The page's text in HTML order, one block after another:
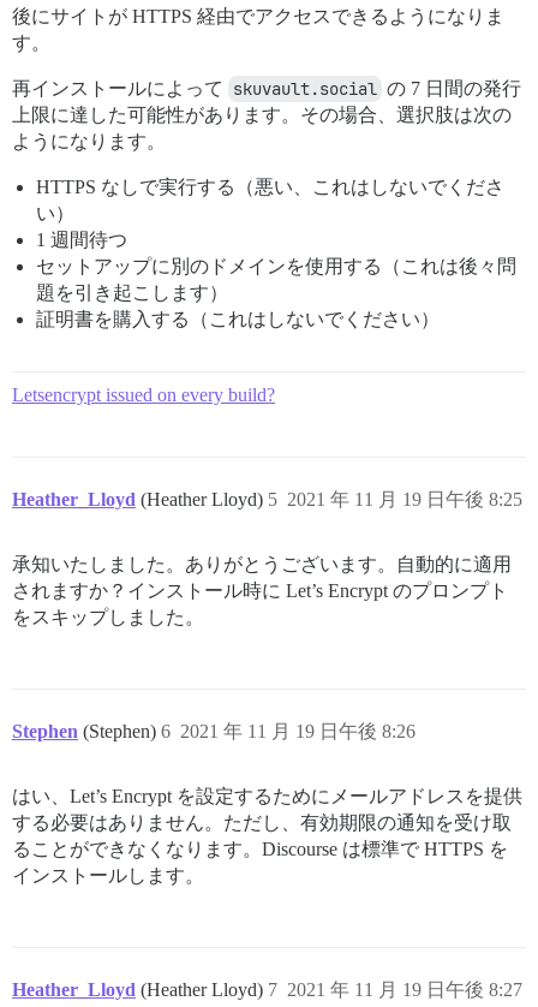
後にサイトが HTTPS 経由でアクセスできるようになりま
す。
再インストールによって skuvault.social の 7 日間の発行
上限に達した可能性があります。その場合、選択肢は次の
ようになります。
HTTPS なしで実行する（悪い、これはしないでくださ
い）
1 週間待つ
セットアップに別のドメインを使用する（これは後々問
題を引き起こします）
証明書を購入する（これはしないでください）
Letsencrypt issued on every build?
Heather_Lloyd (Heather Lloyd) 2021 年 11 月 19 日午後 8:25
5
承知いたしました。ありがとうございます。自動的に適用
されますか？インストール時に Let’s Encrypt のプロンプト
をスキップしました。
Stephen (Stephen) 2021 年 11 月 19 日午後 8:26
6
はい、Let’s Encrypt を設定するためにメールアドレスを提供
する必要はありません。ただし、有効期限の通知を受け取
ることができなくなります。Discourse は標準で HTTPS を
インストールします。
Heather_Lloyd (Heather Lloyd) 2021 年 11 月 19 日午後 8:27
7